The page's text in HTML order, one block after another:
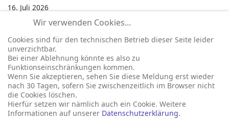
16. Juli 2026
Jumping Fitness Intervall
16. Juli 2026
Jumping Fitness Erwachsene
16. Juli 2026
Kinderfest in Neukirchen
16. Juli 2026
Wir verwenden Cookies...
Cookies sind für den technischen Betrieb dieser Seite leider
unverzichtbar.
Bei einer Ablehnung könnte es also zu
Funktionseinschränkungen kommen.
Wenn Sie akzeptieren, sehen Sie diese Meldung erst wieder
nach 30 Tagen, sofern Sie zwischenzeitlich im Browser nicht
die Cookies löschen.
Hierfür setzen wir nämlich auch ein Cookie. Weitere
Informationen auf unserer Datenschutzerklärung.